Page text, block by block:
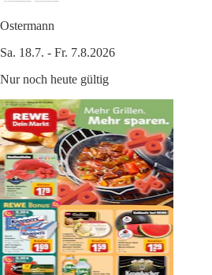
Ostermann
Sa. 18.7. - Fr. 7.8.2026
Nur noch heute gültig